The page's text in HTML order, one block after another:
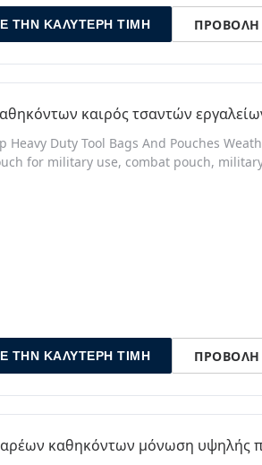
ΤΗΝ ΚΑΛΎΤΕΡΗ ΤΙΜΉ ΠΡΟΒΟΛΉ
καιρός τσαντών
Heavy Duty Tool Bags And Pouches
for military use, combat pouch,
ΤΗΝ ΚΑΛΎΤΕΡΗ ΤΙΜΉ ΠΡΟΒΟΛΉ
καθηκόντων μόνωση υψηλής